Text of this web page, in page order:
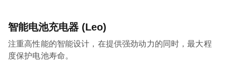
智能电池充电器 (Leo)
注重高性能的智能设计，在提供强劲动力的同时，最大程
度保护电池寿命。